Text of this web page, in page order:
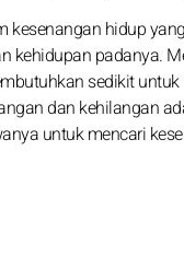
hidup
padanya.
sedikit
dan kehilangan
untuk mencari